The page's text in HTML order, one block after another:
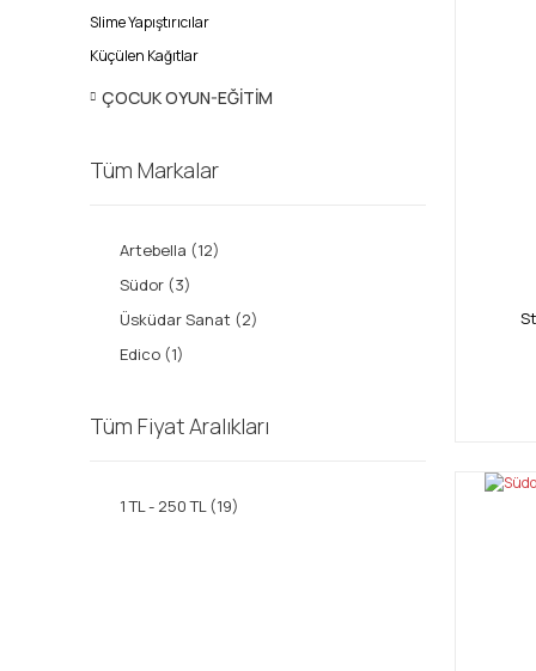
Slime Yapıştırıcılar
Küçülen Kağıtlar
ÇOCUK OYUN-EĞİTİM
Tüm Markalar
Artebella (12)
Südor (3)
Üsküdar Sanat (2)
Edico (1)
Tüm Fiyat Aralıkları
1 TL - 250 TL (19)